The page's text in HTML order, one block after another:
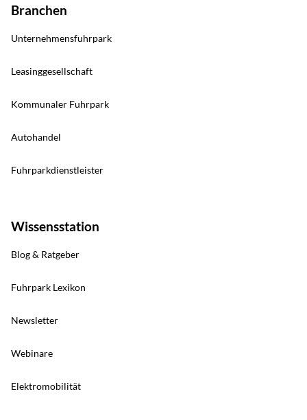
Branchen
Unternehmensfuhrpark
Leasinggesellschaft
Kommunaler Fuhrpark
Autohandel
Fuhrparkdienstleister
Wissensstation
Blog & Ratgeber
Fuhrpark Lexikon
Newsletter
Webinare
Elektromobilität